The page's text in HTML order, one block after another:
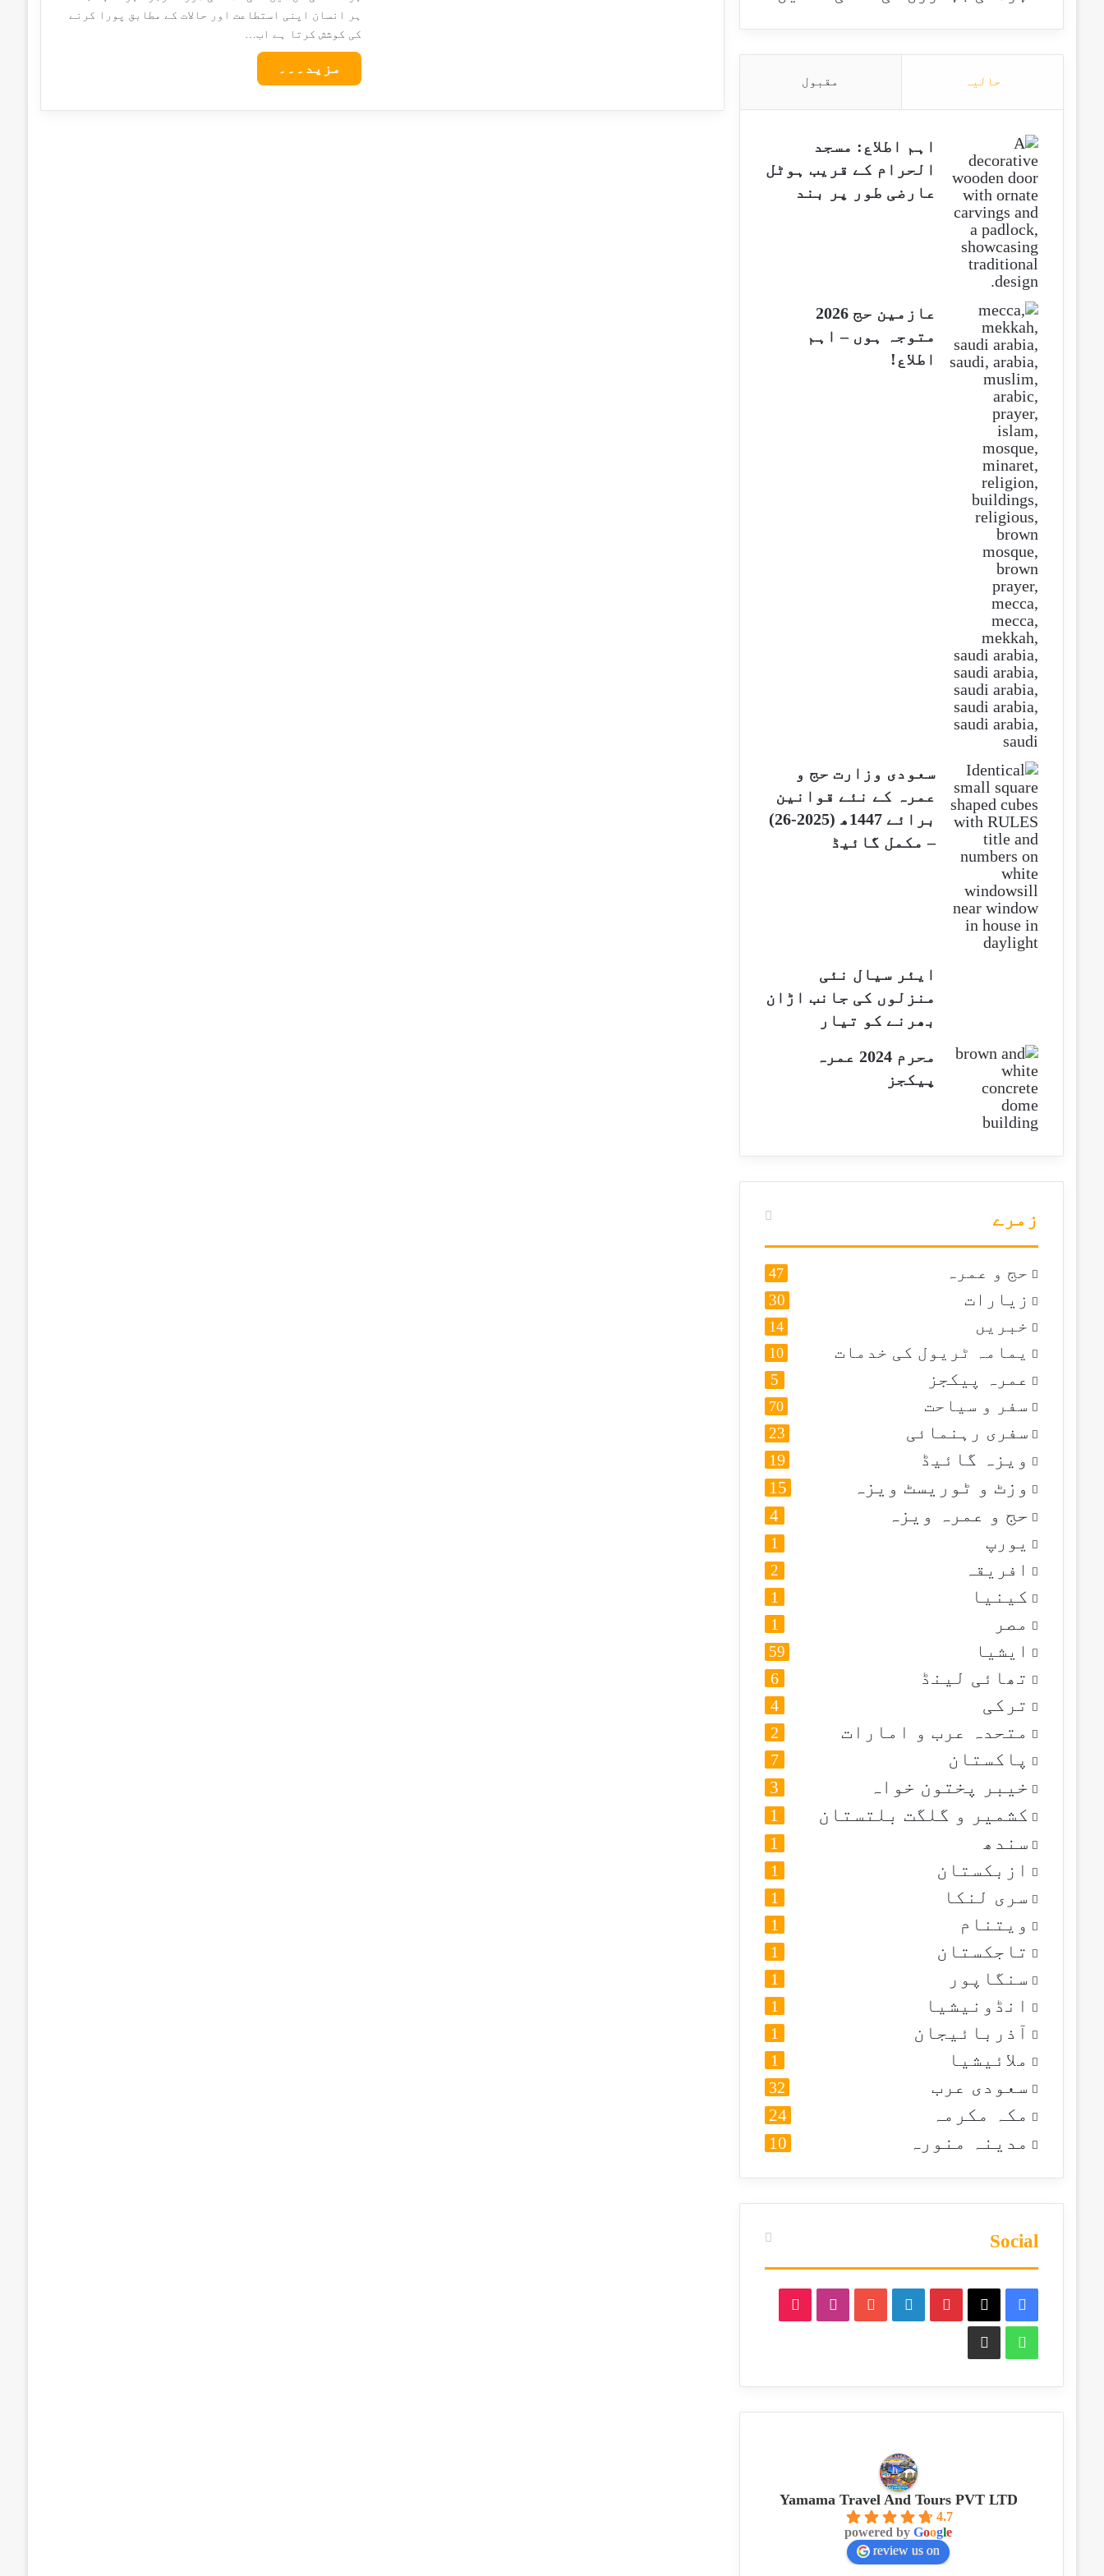
ہر انسان اپنی استطاعت اور حالات کے مطابق پورا کرنے
کی کوشش کرتا ہے اب…
مزید۔۔۔
حالیہ مقبول
اہم اطلاع: مسجد
الحرام کے قریب ہوٹل
عارضی طور پر بند
عازمین حج 2026
متوجہ ہوں – اہم
اطلاع!
سعودی وزارت حج و
عمرہ کے نئے قوانین
برائے 1447ھ (2025-26)
– مکمل گائیڈ
ایئر سیال نئی
منزلوں کی جانب اڑان
بھرنے کو تیار
محرم 2024 عمرہ
پیکجز
زمرے
حج و عمرہ 47
زیارات 30
خبریں 14
یمامہ ٹریول کی خدمات 10
عمرہ پیکجز 5
سفر و سیاحت 70
سفری رہنمائی 23
ویزہ گائیڈ 19
وزٹ و ٹوریسٹ ویزہ 15
حج و عمرہ ویزہ 4
یورپ 1
افریقہ 2
کینیا 1
مصر 1
ایشیا 59
تھائی لینڈ 6
ترکی 4
متحدہ عرب و امارات 2
پاکستان 7
خیبر پختون خواہ 3
کشمیر و گلگت بلتستان 1
سندھ 1
ازبکستان 1
سری لنکا 1
ویتنام 1
تاجکستان 1
سنگاپور 1
انڈونیشیا 1
آذربائیجان 1
ملائیشیا 1
سعودی عرب 32
مکہ مکرمہ 24
مدینہ منورہ 10
Social
Facebook
Pinterest
LinkedIn
YouTube
Instagram
WhatsApp
Yamama Travel And Tours PVT LTD
4.7
powered byGoogle
review us on